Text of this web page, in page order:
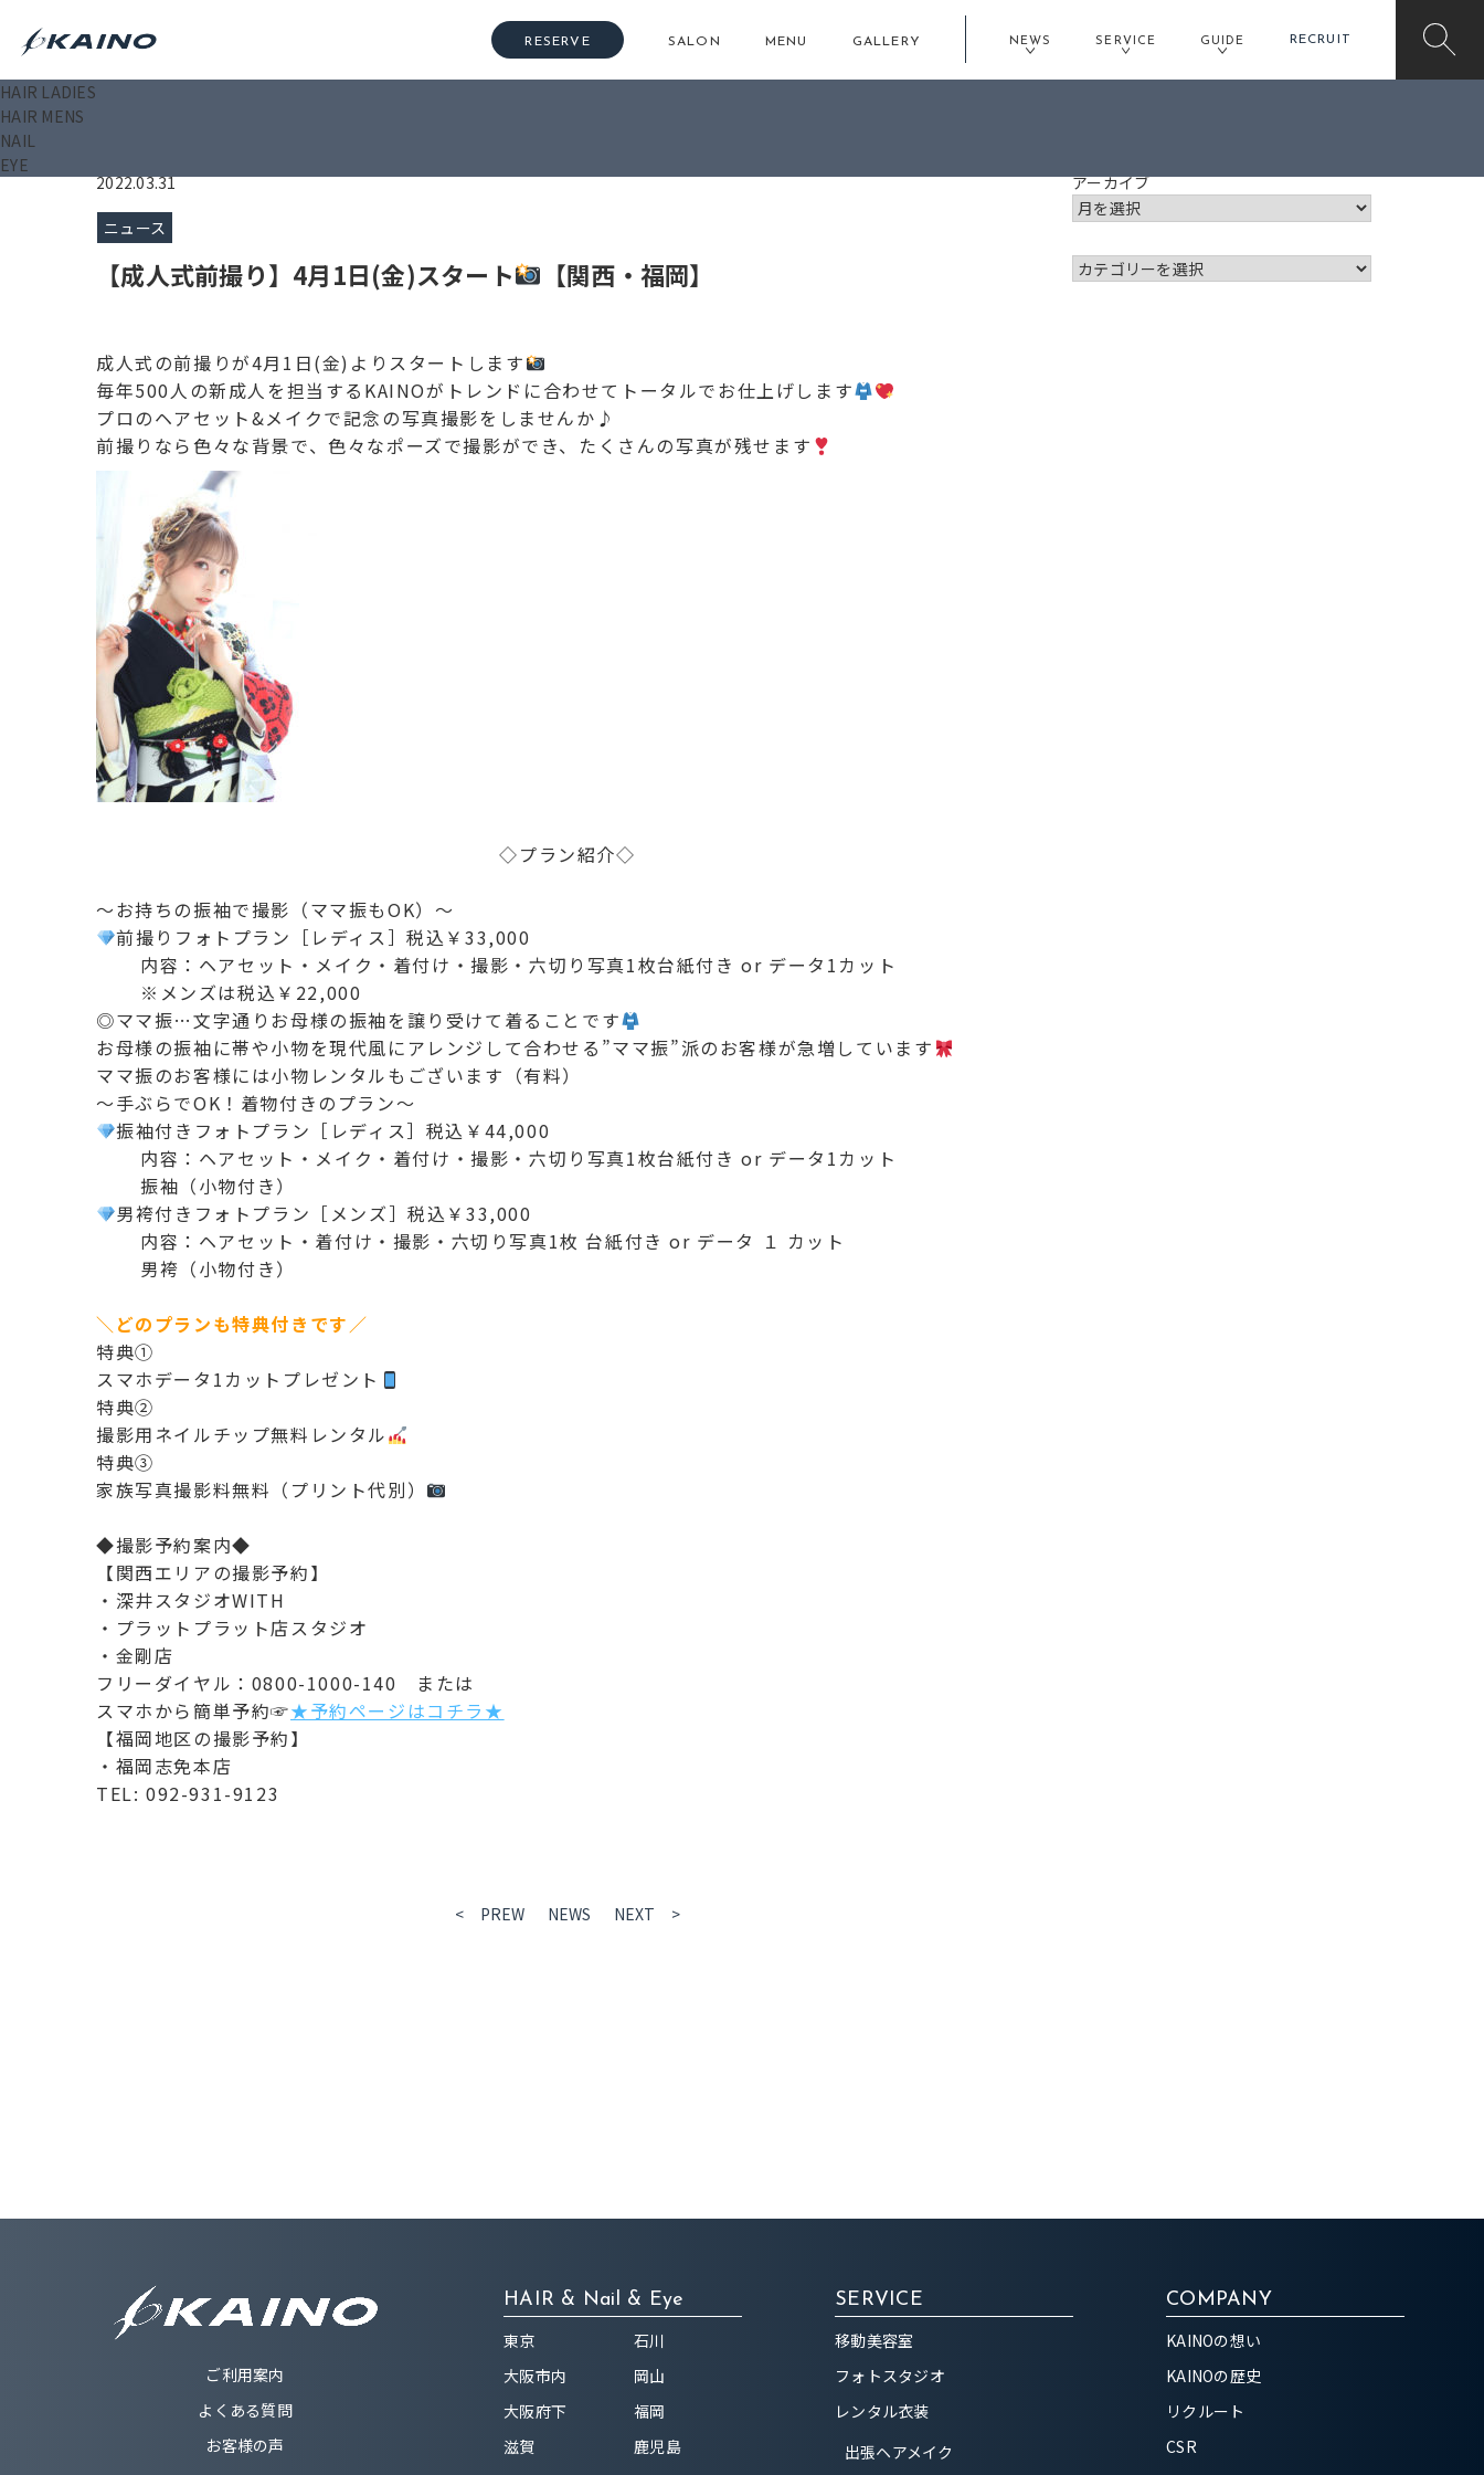
RESERVE SALON MENU GALLERY NEWS SERVICE GUIDE RECRUIT
HAIR LADIES
HAIR MENS
NAIL
EYE
2022.03.31
ニュース
【成人式前撮り】4月1日(金)スタート 【関西・福岡】
成人式の前撮りが4月1日(金)よりスタートします
毎年500人の新成人を担当するKAINOがトレンドに合わせてトータルでお仕上げします
プロのヘアセット&メイクで記念の写真撮影をしませんか♪
前撮りなら色々な背景で、色々なポーズで撮影ができ、たくさんの写真が残せます
◇プラン紹介◇
～お持ちの振袖で撮影（ママ振もOK）～
前撮りフォトプラン［レディス］税込￥33,000
内容：ヘアセット・メイク・着付け・撮影・六切り写真1枚台紙付き or データ1カット
※メンズは税込￥22,000
◎ママ振…文字通りお母様の振袖を譲り受けて着ることです
お母様の振袖に帯や小物を現代風にアレンジして合わせる”ママ振”派のお客様が急増しています
ママ振のお客様には小物レンタルもございます（有料）
～手ぶらでOK！着物付きのプラン～
振袖付きフォトプラン［レディス］税込￥44,000
内容：ヘアセット・メイク・着付け・撮影・六切り写真1枚台紙付き or データ1カット
振袖（小物付き）
男袴付きフォトプラン［メンズ］税込￥33,000
内容：ヘアセット・着付け・撮影・六切り写真1枚 台紙付き or データ １ カット
男袴（小物付き）
＼どのプランも特典付きです／
特典①
スマホデータ1カットプレゼント
特典②
撮影用ネイルチップ無料レンタル
特典③
家族写真撮影料無料（プリント代別）
◆撮影予約案内◆
【関西エリアの撮影予約】
・深井スタジオWITH
・プラットプラット店スタジオ
・金剛店
フリーダイヤル：0800-1000-140 または
スマホから簡単予約☞★予約ページはコチラ★
【福岡地区の撮影予約】
・福岡志免本店
TEL: 092-931-9123
< PREW NEWS NEXT >
アーカイブ
ご利用案内
よくある質問
お客様の声
HAIR & Nail & Eye
東京
大阪市内
大阪府下
滋賀
石川
岡山
福岡
鹿児島
SERVICE
移動美容室
フォトスタジオ
レンタル衣装
出張ヘアメイク
COMPANY
KAINOの想い
KAINOの歴史
リクルート
CSR